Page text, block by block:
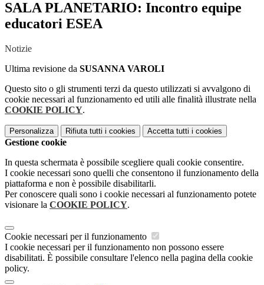
SALA PLANETARIO: Incontro equipe
educatori ESEA
Notizie
Ultima revisione da SUSANNA VAROLI
Questo sito o gli strumenti terzi da questo utilizzati si avvalgono di
cookie necessari al funzionamento ed utili alle finalità illustrate nella
COOKIE POLICY.
Personalizza Rifiuta tutti i cookies Accetta tutti i cookies
Gestione cookie
In questa schermata è possibile scegliere quali cookie consentire.
I cookie necessari sono quelli che consentono il funzionamento della
piattaforma e non è possibile disabilitarli.
Per conoscere quali sono i cookie necessari al funzionamento potete
visionare la COOKIE POLICY.
Cookie necessari per il funzionamento
I cookie necessari per il funzionamento non possono essere
disabilitati. È possibile consultare l'elenco nella pagina della cookie
policy.